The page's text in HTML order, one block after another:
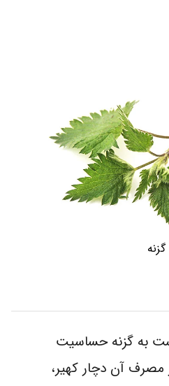
گزنه
به گزنه حساسیت
مصرف آن دچار کهیر،